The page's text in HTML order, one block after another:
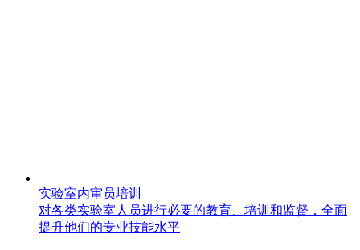
实验室内审员培训
对各类实验室人员进行必要的教育、培训和监督，全面
提升他们的专业技能水平